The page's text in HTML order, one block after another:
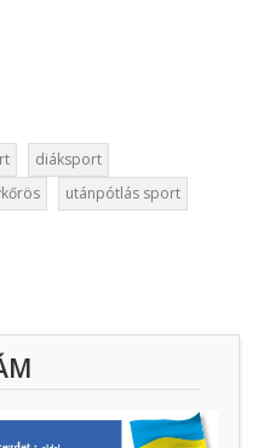
diáksport
utánpótlás sport